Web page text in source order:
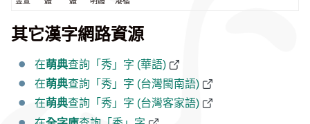
其它漢字網路資源
在萌典查詢「秀」字 (華語)
在萌典查詢「秀」字 (台灣閩南語)
在萌典查詢「秀」字 (台灣客家語)